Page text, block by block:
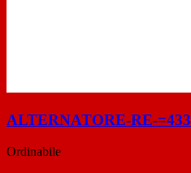
ALTERNATORE-RE-=433
Ordinabile